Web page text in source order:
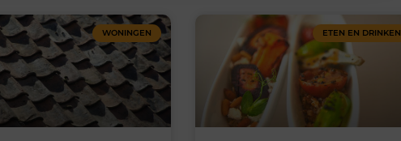
WONINGEN ETEN EN DRINKEN